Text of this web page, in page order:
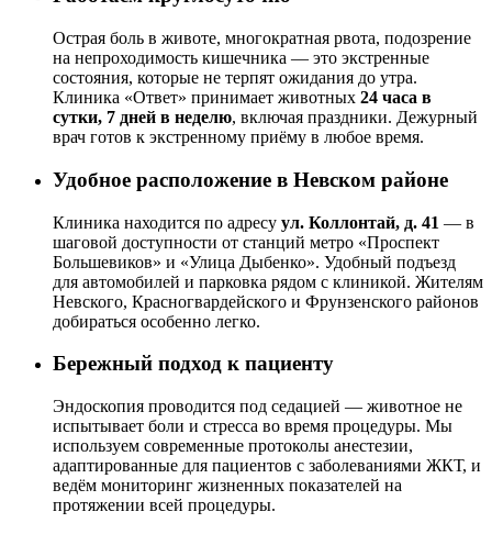
Острая боль в животе, многократная рвота, подозрение
на непроходимость кишечника — это экстренные
состояния, которые не терпят ожидания до утра.
Клиника «Ответ» принимает животных 24 часа в
сутки, 7 дней в неделю, включая праздники. Дежурный
врач готов к экстренному приёму в любое время.
Удобное расположение в Невском районе
Клиника находится по адресу ул. Коллонтай, д. 41 — в
шаговой доступности от станций метро «Проспект
Большевиков» и «Улица Дыбенко». Удобный подъезд
для автомобилей и парковка рядом с клиникой. Жителям
Невского, Красногвардейского и Фрунзенского районов
добираться особенно легко.
Бережный подход к пациенту
Эндоскопия проводится под седацией — животное не
испытывает боли и стресса во время процедуры. Мы
используем современные протоколы анестезии,
адаптированные для пациентов с заболеваниями ЖКТ, и
ведём мониторинг жизненных показателей на
протяжении всей процедуры.